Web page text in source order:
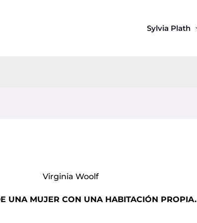
Sylvia Plath
Virginia Woolf
UNA MUJER CON UNA HABITACIÓN PROPIA.